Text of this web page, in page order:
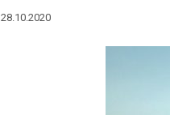
28.10.2020